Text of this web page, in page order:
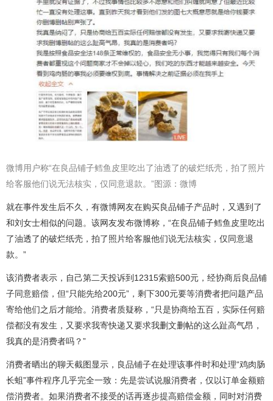
微博用户称“在良品铺子鳕鱼皮里吃出了油透了的破烂纸壳，拍了照片
给客服他们说无法核实，仅同意退款。”图源：微博
就在事件发生后不久，有微博网友在购买良品铺子产品时，又遇到了
和刘女士相似的问题。该网友发布微博称，“在良品铺子鳕鱼皮里吃出
了油透了的破烂纸壳，拍了照片给客服他们说无法核实，仅同意退
款。”
该消费者表示，自己第二天投诉到12315索赔500元，经协商后良品铺
子同意赔偿，但“只能先给200元”，剩下300元要等消费者把问题产品
寄给他们之后才能给。消费者质疑称，“只是协商给五百，实际任何赔
偿都没有发生，又要求我寄快递又要求我删文删帖的这么趾高气昂，
我真的是消费者吗？”
消费者晒出的聊天截图显示，良品铺子在处理该事件时和处理“鸡肉肠
长蛆”事件程序几乎完全一致：先是尝试说服消费者，仅以订单金额赔
偿消费者。如果消费者不接受的话再逐步提高赔偿金额，同时对消费